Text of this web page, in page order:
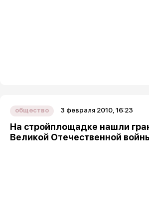
общество 3 февраля 2010, 16:23
На стройплощадке нашли
Великой Отечественной